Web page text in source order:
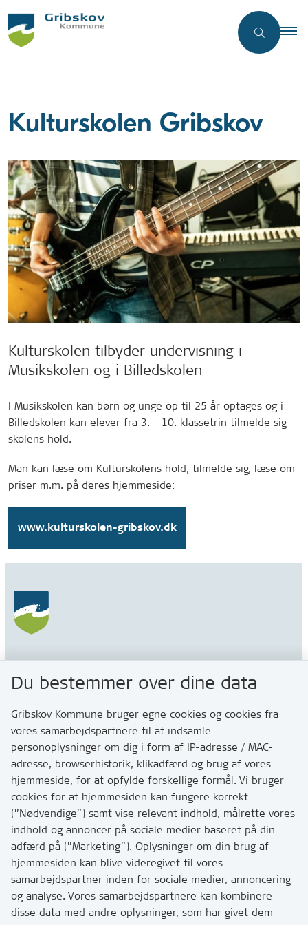
Kulturskolen Gribskov
Kulturskolen tilbyder undervisning i
Musikskolen og i Billedskolen
I Musikskolen kan børn og unge op til 25 år optages og i
Billedskolen kan elever fra 3. - 10. klassetrin tilmelde sig
skolens hold.
Man kan læse om Kulturskolens hold, tilmelde sig, læse om
priser m.m. på deres hjemmeside:
www.kulturskolen-gribskov.dk
Gribskov Kommune
3200 Helsinge
Kontakt
Skriv til os via Digital Post
Har du brug for at komme i kontakt med os? Se her
hvordan
Tip os om huller i vejen eller andet
T:7249 6000
Bemærk: vi har mange opkald mellem kl. 10 og 11
Links
Du bestemmer over dine data
Gribskov Kommune bruger egne cookies og cookies fra
vores samarbejdspartnere til at indsamle
personoplysninger om dig i form af IP-adresse / MAC-
adresse, browserhistorik, klikadfærd og brug af vores
hjemmeside, for at opfylde forskellige formål. Vi bruger
cookies for at hjemmesiden kan fungere korrekt
(”Nødvendige”) samt vise relevant indhold, målrette vores
indhold og annoncer på sociale medier baseret på din
adfærd på (”Marketing”). Oplysninger om din brug af
hjemmesiden kan blive videregivet til vores
samarbejdspartner inden for sociale medier, annoncering
og analyse. Vores samarbejdspartnere kan kombinere
disse data med andre oplysninger, som har givet dem